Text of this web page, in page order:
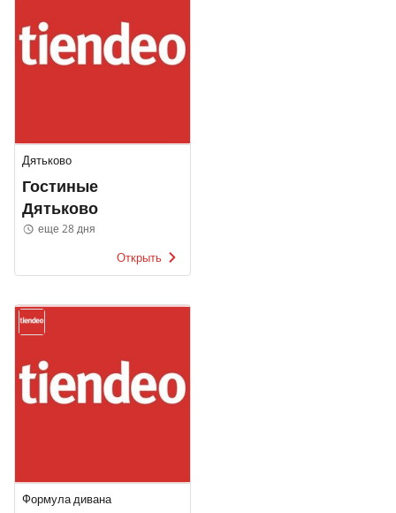
Дятьково
Гостиные
Дятьково
еще 28 дня
Открыть
Формула дивана